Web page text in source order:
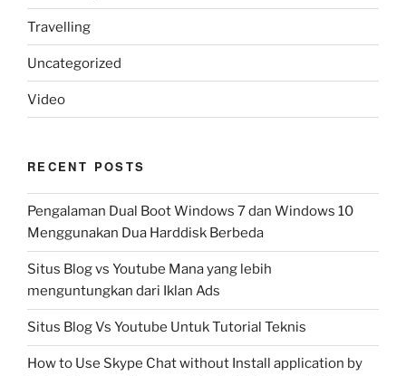
Travelling
Uncategorized
Video
RECENT POSTS
Pengalaman Dual Boot Windows 7 dan Windows 10
Menggunakan Dua Harddisk Berbeda
Situs Blog vs Youtube Mana yang lebih
menguntungkan dari Iklan Ads
Situs Blog Vs Youtube Untuk Tutorial Teknis
How to Use Skype Chat without Install application by